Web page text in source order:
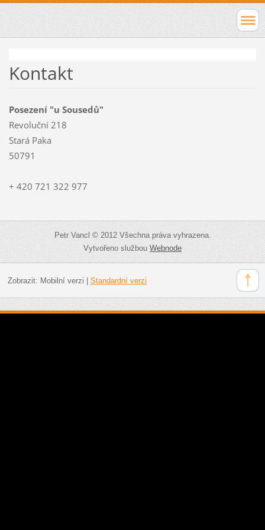
Kontakt
Posezení "u Sousedů"
Revoluční 218
Stará Paka
50791
+ 420 721 322 977
Petr Vancl © 2012 Všechna práva vyhrazena.
Vytvořeno službouWebnode
Zobrazit: Mobilní verzi Standardní verzi